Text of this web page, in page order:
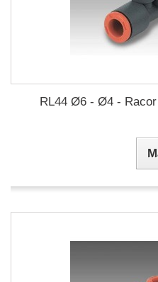
RL44 Ø6 - Ø4 -